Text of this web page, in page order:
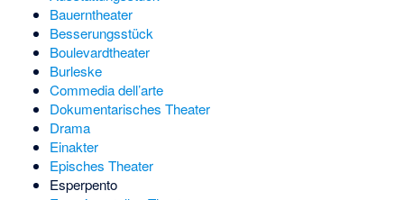
Bauerntheater
Besserungsstück
Boulevardtheater
Burleske
Commedia dell’arte
Dokumentarisches Theater
Drama
Einakter
Episches Theater
Esperpento